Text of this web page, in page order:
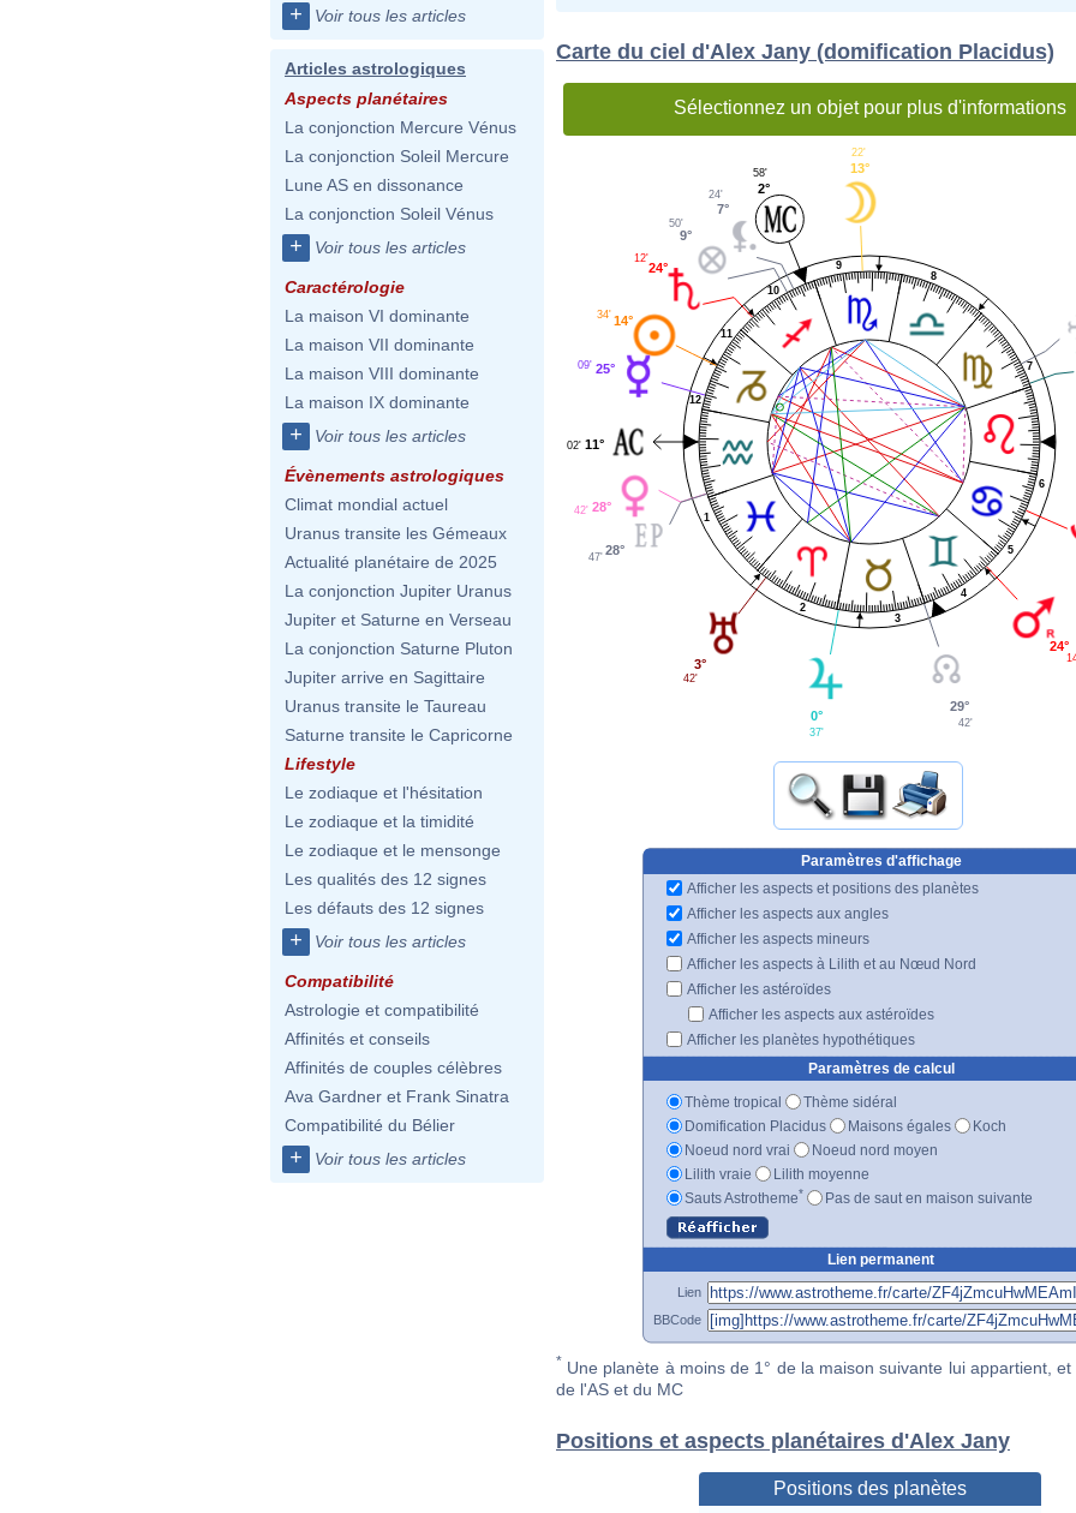
+ Voir tous les articles
Articles astrologiques
Aspects planétaires
La conjonction Mercure Vénus
La conjonction Soleil Mercure
Lune AS en dissonance
La conjonction Soleil Vénus
+ Voir tous les articles
Caractérologie
La maison VI dominante
La maison VII dominante
La maison VIII dominante
La maison IX dominante
+ Voir tous les articles
Évènements astrologiques
Climat mondial actuel
Uranus transite les Gémeaux
Actualité planétaire de 2025
La conjonction Jupiter Uranus
Jupiter et Saturne en Verseau
La conjonction Saturne Pluton
Jupiter arrive en Sagittaire
Uranus transite le Taureau
Saturne transite le Capricorne
Lifestyle
Le zodiaque et l'hésitation
Le zodiaque et la timidité
Le zodiaque et le mensonge
Les qualités des 12 signes
Les défauts des 12 signes
+ Voir tous les articles
Compatibilité
Astrologie et compatibilité
Affinités et conseils
Affinités de couples célèbres
Ava Gardner et Frank Sinatra
Compatibilité du Bélier
+ Voir tous les articles
Carte du ciel d'Alex Jany (domification Placidus)
Sélectionnez un objet pour plus d'informations
1
2
3
4
5
6
7
8
9
10
11
12
13°
22'
2°
58'
7°
24'
9°
50'
24°
12'
14°
34'
25°
09'
11°
02'
28°
42'
28°
47'
3°
42'
0°
37'
29°
42'
24°
Paramètres d'affichage
Afficher les aspects et positions des planètes
Afficher les aspects aux angles
Afficher les aspects mineurs
Afficher les aspects à Lilith et au Nœud Nord
Afficher les astéroïdes
Afficher les aspects aux astéroïdes
Afficher les planètes hypothétiques
Paramètres de calcul
Thème tropical
Thème sidéral
Domification Placidus
Maisons égales
Koch
Noeud nord vrai
Noeud nord moyen
Lilith vraie
Lilith moyenne
Sauts Astrotheme* Pas de saut en maison suivante
Lien permanent
Lien
BBCode
* Une planète à moins de 1° de la maison suivante lui appartient, et
de l'AS et du MC
Positions et aspects planétaires d'Alex Jany
Positions des planètes